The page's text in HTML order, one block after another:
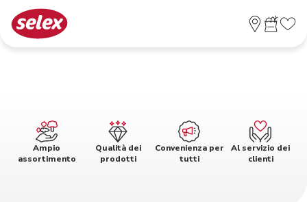
Ampio
assortimento
Qualità dei
prodotti
Convenienza per
tutti
Al servizio dei
clienti